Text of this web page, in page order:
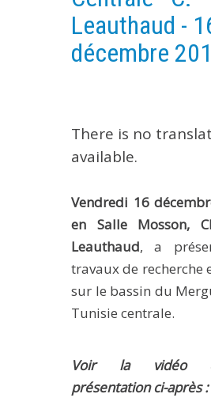
CURRENT PROJECTS
COMPLETED PROJECTS
TRAINING COURSES
EDUCATION AND TRAINING
DOCTORAL TRAINING
THESES IN PROGRESS
PRODUCTION
Leauthaud -
décembre
There is no
available.
Vendredi 16
en Salle Mosson,
Leauthaud, a
travaux de recherche
sur le bassin du
Tunisie centrale.
Voir la vidéo
présentation ci-après :